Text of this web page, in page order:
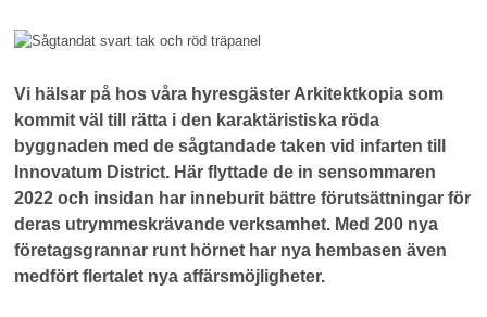
Vi hälsar på hos våra hyresgäster Arkitektkopia som
kommit väl till rätta i den karaktäristiska röda
byggnaden med de sågtandade taken vid infarten till
Innovatum District. Här flyttade de in sensommaren
2022 och insidan har inneburit bättre förutsättningar för
deras utrymmeskrävande verksamhet. Med 200 nya
företagsgrannar runt hörnet har nya hembasen även
medfört flertalet nya affärsmöjligheter.